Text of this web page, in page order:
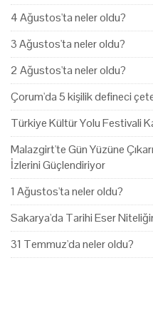
4 Ağustos'ta neler oldu?
3 Ağustos'ta neler oldu?
2 Ağustos'ta neler oldu?
Çorum'da 5 kişilik defineci
Türkiye Kültür Yolu Festivali
Malazgirt'te Gün Yüzüne
İzlerini Güçlendiriyor
1 Ağustos'ta neler oldu?
Sakarya'da Tarihi Eser
31 Temmuz'da neler oldu?